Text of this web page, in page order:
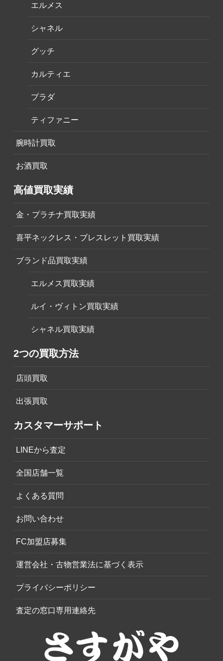
エルメス
シャネル
グッチ
カルティエ
プラダ
ティファニー
腕時計買取
お酒買取
高値買取実績
金・プラチナ買取実績
喜平ネックレス・ブレスレット買取実績
ブランド品買取実績
エルメス買取実績
ルイ・ヴィトン買取実績
シャネル買取実績
2つの買取方法
店頭買取
出張買取
カスタマーサポート
LINEから査定
全国店舗一覧
よくある質問
お問い合わせ
FC加盟店募集
運営会社・古物営業法に基づく表示
プライバシーポリシー
査定の窓口専用連絡先